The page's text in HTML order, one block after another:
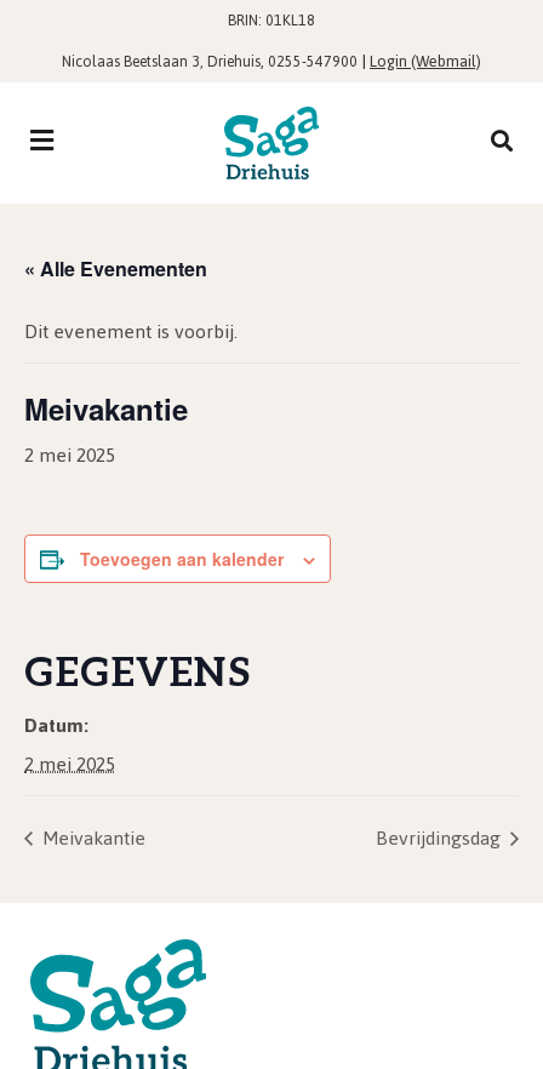
BRIN: 01KL18
Nicolaas Beetslaan 3, Driehuis, 0255-547900 |Login (Webmail)
« Alle Evenementen
Dit evenement is voorbij.
Meivakantie
2 mei 2025
Toevoegen aan kalender
GEGEVENS
Datum:
2 mei 2025
Meivakantie
Bevrijdingsdag